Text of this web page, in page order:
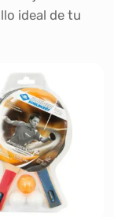
ideal de tu